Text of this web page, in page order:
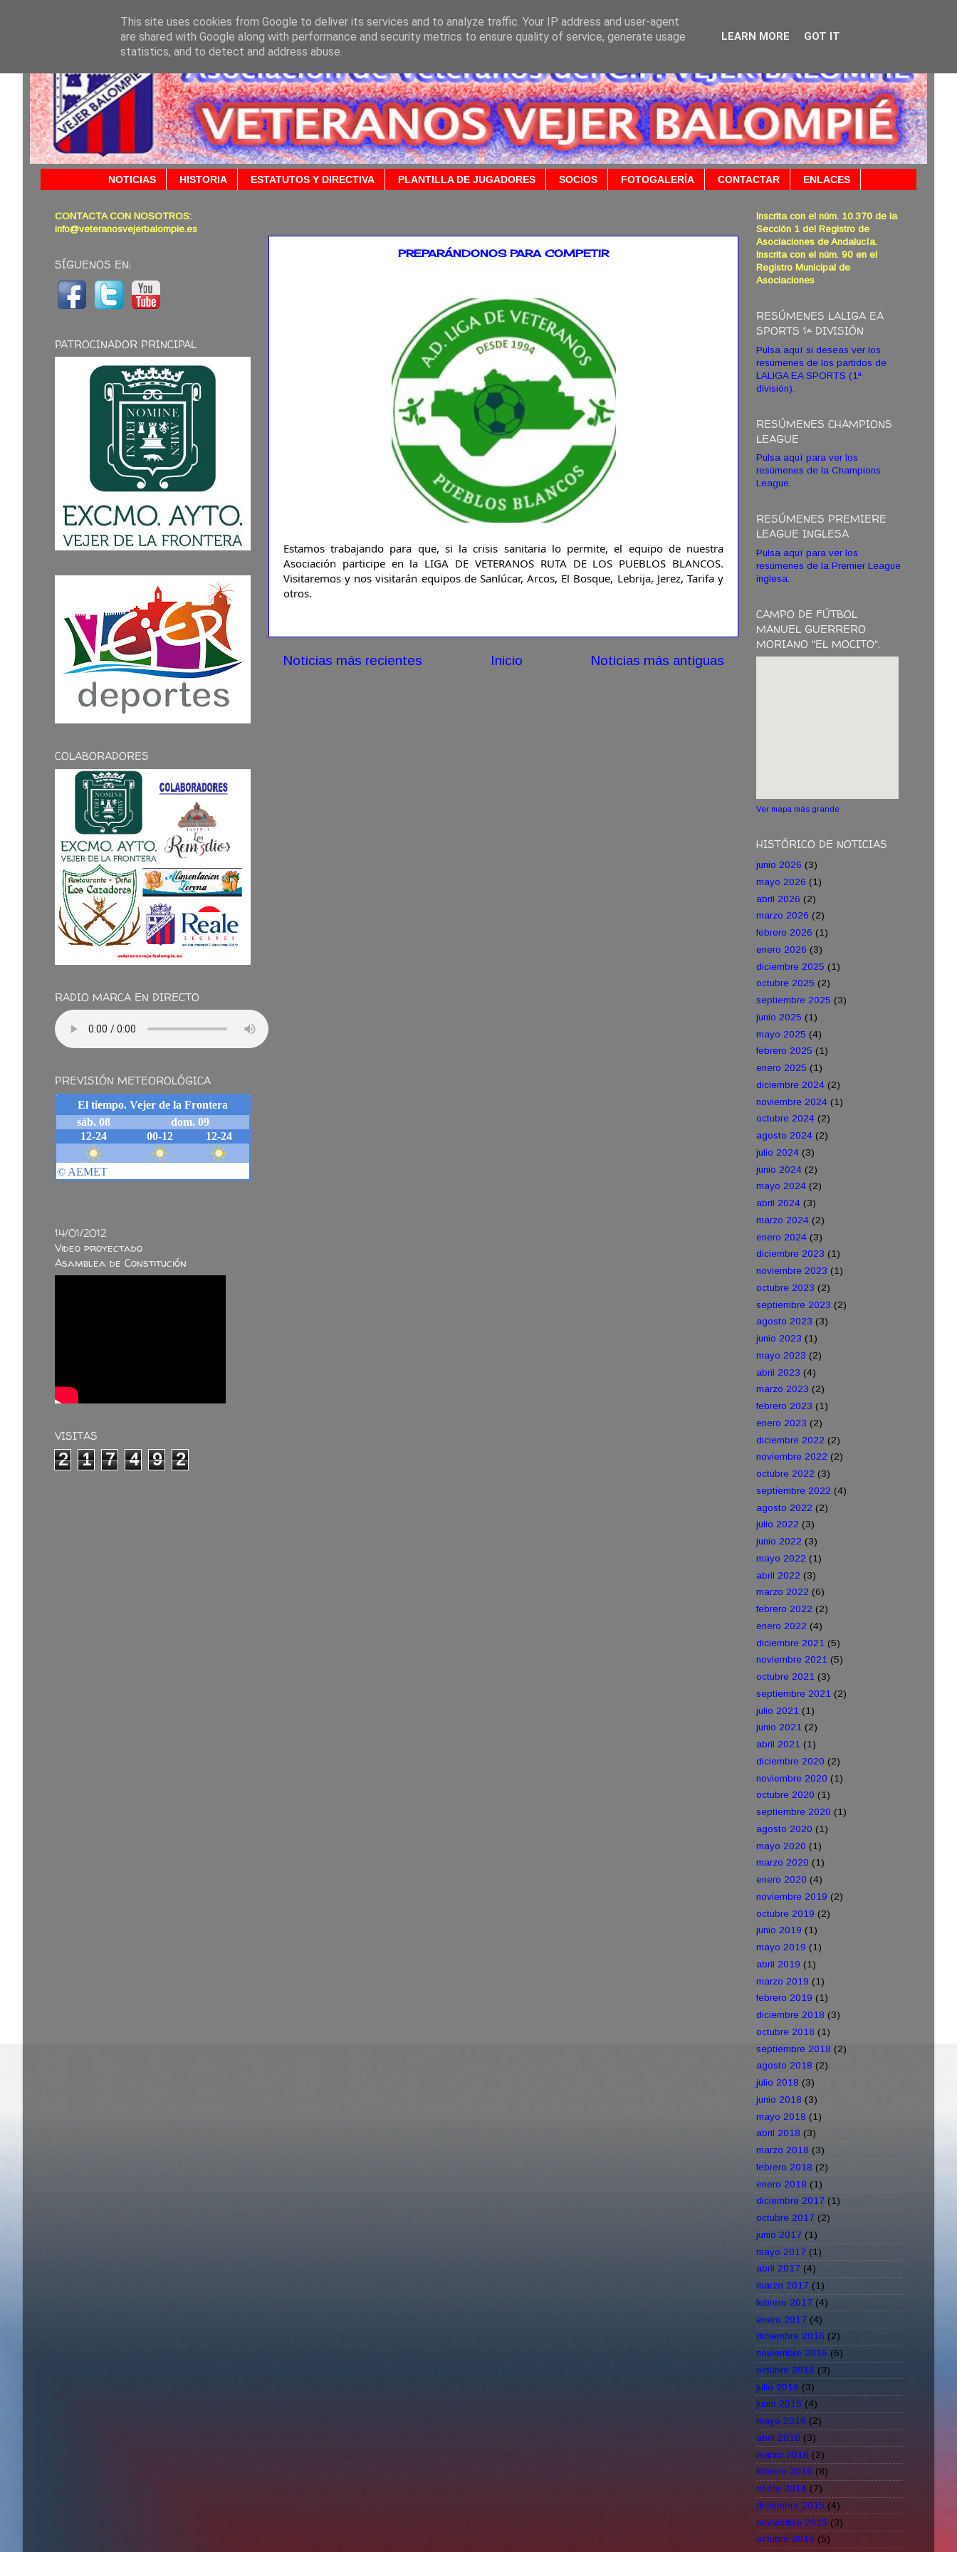
NOTICIAS HISTORIA ESTATUTOS Y DIRECTIVA PLANTILLA DE JUGADORES SOCIOS FOTOGALERÍA CONTACTAR ENLACES
PREPARÁNDONOS PARA COMPETIR
Estamos trabajando para que, si la crisis sanitaria lo permite, el equipo de nuestra
Asociación participe en la LIGA DE VETERANOS RUTA DE LOS PUEBLOS BLANCOS.
Visitaremos y nos visitarán equipos de Sanlúcar, Arcos, El Bosque, Lebrija, Jerez, Tarifa y
otros.
Noticias más recientes Noticias más antiguas
Inicio
CONTACTA CON NOSOTROS:
info@veteranosvejerbalompie.es
SÍGUENOS EN:
PATROCINADOR PRINCIPAL
COLABORADORES
RADIO MARCA EN DIRECTO
PREVISIÓN METEOROLÓGICA
14/01/2012
Video proyectado
Asamblea de Constitución
VISITAS
2 1 7 4 9 2
Inscrita con el núm. 10.370 de la
Sección 1 del Registro de
Asociaciones de Andalucía.
Inscrita con el núm. 90 en el
Registro Municipal de
Asociaciones
RESÚMENES LALIGA EA
SPORTS 1ª DIVISIÓN
Pulsa aquí si deseas ver los
resúmenes de los partidos de
LALIGA EA SPORTS (1ª
división).
RESÚMENES CHAMPIONS
LEAGUE
Pulsa aquí para ver los
resúmenes de la Champions
League.
RESÚMENES PREMIERE
LEAGUE INGLESA
Pulsa aquí para ver los
resúmenes de la Premier League
inglesa.
CAMPO DE FÚTBOL
MANUEL GUERRERO
MORIANO "EL MOCITO".
Ver mapa más grande
HISTÓRICO DE NOTICIAS
junio 2026 (3)
mayo 2026 (1)
abril 2026 (2)
marzo 2026 (2)
febrero 2026 (1)
enero 2026 (3)
diciembre 2025 (1)
octubre 2025 (2)
septiembre 2025 (3)
junio 2025 (1)
mayo 2025 (4)
febrero 2025 (1)
enero 2025 (1)
diciembre 2024 (2)
noviembre 2024 (1)
octubre 2024 (2)
agosto 2024 (2)
julio 2024 (3)
junio 2024 (2)
mayo 2024 (2)
abril 2024 (3)
marzo 2024 (2)
enero 2024 (3)
diciembre 2023 (1)
noviembre 2023 (1)
octubre 2023 (2)
septiembre 2023 (2)
agosto 2023 (3)
junio 2023 (1)
mayo 2023 (2)
abril 2023 (4)
marzo 2023 (2)
febrero 2023 (1)
enero 2023 (2)
diciembre 2022 (2)
noviembre 2022 (2)
octubre 2022 (3)
septiembre 2022 (4)
agosto 2022 (2)
julio 2022 (3)
junio 2022 (3)
mayo 2022 (1)
abril 2022 (3)
marzo 2022 (6)
febrero 2022 (2)
enero 2022 (4)
diciembre 2021 (5)
noviembre 2021 (5)
octubre 2021 (3)
septiembre 2021 (2)
julio 2021 (1)
junio 2021 (2)
abril 2021 (1)
diciembre 2020 (2)
noviembre 2020 (1)
octubre 2020 (1)
septiembre 2020 (1)
agosto 2020 (1)
mayo 2020 (1)
marzo 2020 (1)
enero 2020 (4)
noviembre 2019 (2)
octubre 2019 (2)
junio 2019 (1)
mayo 2019 (1)
abril 2019 (1)
marzo 2019 (1)
febrero 2019 (1)
diciembre 2018 (3)
octubre 2018 (1)
septiembre 2018 (2)
agosto 2018 (2)
julio 2018 (3)
junio 2018 (3)
mayo 2018 (1)
abril 2018 (3)
marzo 2018 (3)
febrero 2018 (2)
enero 2018 (1)
diciembre 2017 (1)
octubre 2017 (2)
junio 2017 (1)
mayo 2017 (1)
abril 2017 (4)
marzo 2017 (1)
febrero 2017 (4)
enero 2017 (4)
diciembre 2016 (2)
noviembre 2016 (6)
octubre 2016 (3)
julio 2016 (3)
junio 2016 (4)
mayo 2016 (2)
abril 2016 (3)
marzo 2016 (2)
febrero 2016 (8)
enero 2016 (7)
diciembre 2015 (4)
noviembre 2015 (3)
octubre 2015 (5)
This site uses cookies from Google to deliver its services and to analyze traffic. Your IP address and user-agent
are shared with Google along with performance and security metrics to ensure quality of service, generate usage
statistics, and to detect and address abuse.
LEARN MORE GOT IT